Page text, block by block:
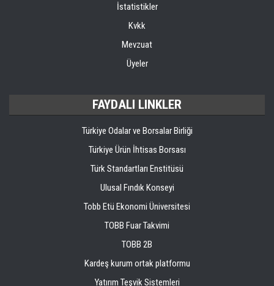
İstatistikler
Kvkk
Mevzuat
Üyeler
FAYDALI LINKLER
Türkiye Odalar ve Borsalar Birliği
Türkiye Ürün İhtisas Borsası
Türk Standartları Enstitüsü
Ulusal Fındık Konseyi
Tobb Etü Ekonomi Üniversitesi
TOBB Fuar Takvimi
TOBB 2B
Kardeş kurum ortak platformu
Yatırım Teşvik Sistemleri